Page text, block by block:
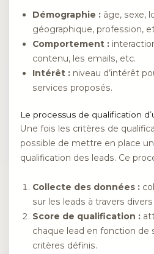
Démographie : âge, sexe,
géographique, profession,
Comportement :
contenu, les emails, etc.
Intérêt : niveau d’intérêt
services proposés.
Le processus de qualification
Une fois les critères de
possible de mettre en place
qualification des leads. Ce
Collecte des données :
sur les leads à travers divers
Score de qualification :
chaque lead en fonction de
critères définis.